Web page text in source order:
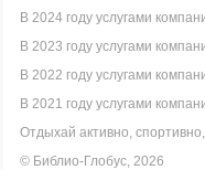
В 2024 году услугами
В 2023 году услугами
В 2022 году услугами
В 2021 году услугами
Отдыхай активно,
© Библио-Глобус, 2026